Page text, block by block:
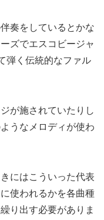
奏をしているとかな
ズでエスコビージャ
弾く伝統的なファル
が施されていたりし
うなメロディが使わ
にはこういった代表
使われるかを各曲種
り出す必要がありま